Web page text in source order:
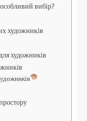
вибір?
художників
художників